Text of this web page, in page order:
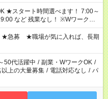
～
残業なし！ ※Wワークの
時間超の就業はご案内できませ
上勤務は社会保険への加入対象
雇い派遣の原則禁止）により、
が難しい場合があります
★急募 ★職場が気に入れば、長期
50代活躍中 / 副業・WワークOK /
以上の大量募集 / 電話対応なし / パ